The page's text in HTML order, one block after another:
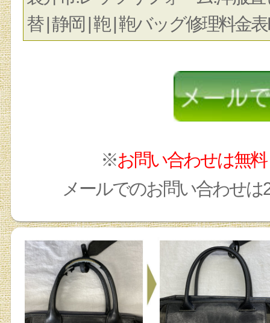
替 | 静岡 | 鞄 | 鞄バッグ修理料金表
※お問い合わせは無料
メールでのお問い合わせ